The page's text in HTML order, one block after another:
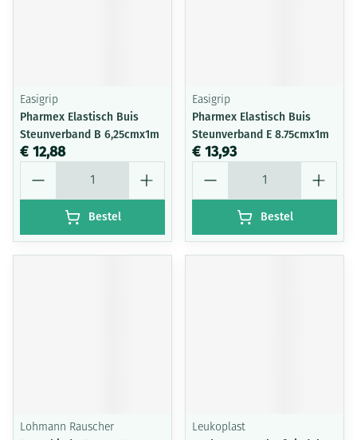
Easigrip
Pharmex Elastisch Buis
Steunverband B 6,25cmx1m
€ 12,88
Bestel
Easigrip
Pharmex Elastisch Buis
Steunverband E 8.75cmx1m
€ 13,93
Bestel
Lohmann Rauscher Leukoplast